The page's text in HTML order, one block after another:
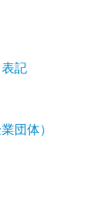
切手付き
手が付属し
記
団体）